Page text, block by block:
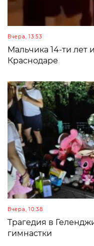
Вчера, 13:53
Мальчика 14-ти лет
Краснодаре
Вчера, 10:38
Трагедия в
гимнастки